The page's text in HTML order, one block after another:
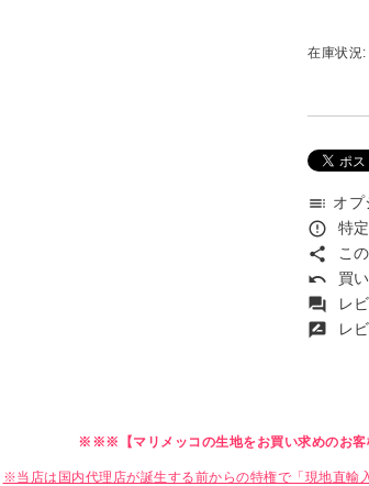
在庫状況:
toc オプ
error_outline 特
share こ
undo 買
forum レ
rate_review レ
※※※【マリメッコの生地をお買い求めのお
※当店は国内代理店が誕生する前からの特権で「現地直輸